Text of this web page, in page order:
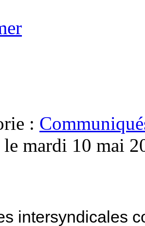
:
mardi 10 mai
intersyndicales